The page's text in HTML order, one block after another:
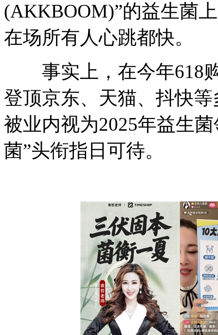
(AKKBOOM)”的益生菌
在场所有人心跳都快。
事实上，在今年618购
登顶京东、天猫、抖快
被业内视为2025年益生
菌”头衔指日可待。